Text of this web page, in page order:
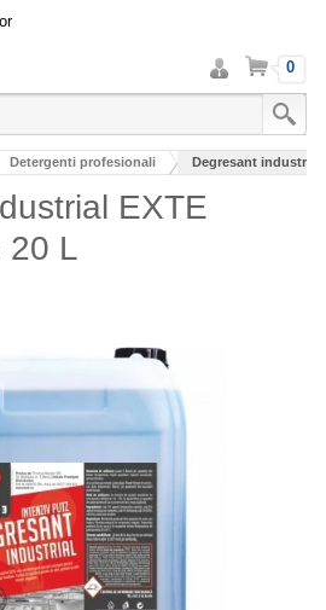
Intra
in
cont
Cos 0
Detergenti profesionali
Degresant industrial
EXTE
20 L